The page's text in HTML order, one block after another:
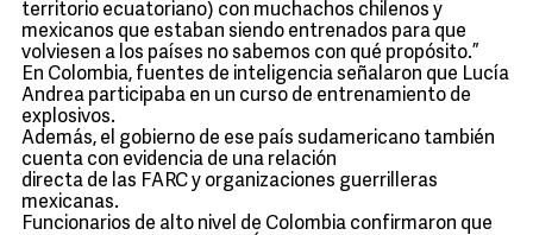
territorio ecuatoriano) con muchachos chilenos y
mexicanos que estaban siendo entrenados para que
volviesen a los países no sabemos con qué propósito.”
En Colombia, fuentes de inteligencia señalaron que Lucía
Andrea participaba en un curso de entrenamiento de
explosivos.
Además, el gobierno de ese país sudamericano también
cuenta con evidencia de una relación
directa de las FARC y organizaciones guerrilleras
mexicanas.
Funcionarios de alto nivel de Colombia confirmaron que